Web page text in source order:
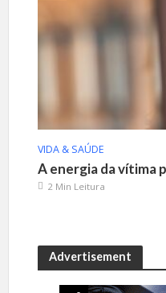
VIDA & SAÚDE
A energia da vítima
2 Min Leitura
Advertisement